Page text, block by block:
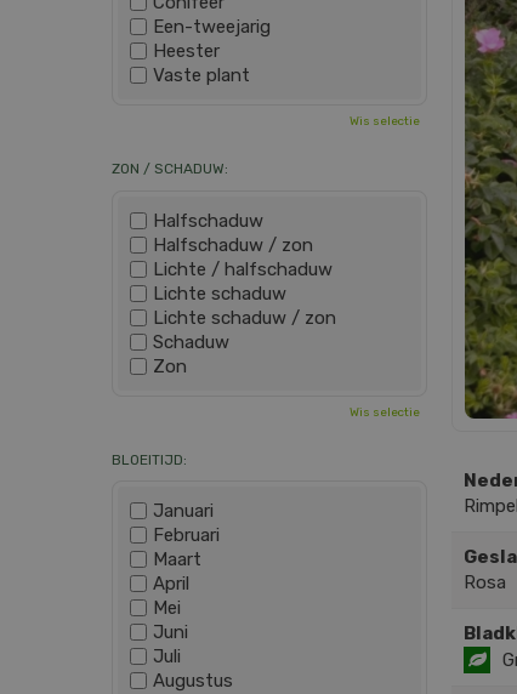
Rosa
Een-tweejarig
Heester
Vaste plant
Wis selectie
ZON / SCHADUW:
Halfschaduw
Halfschaduw / zon
Lichte / halfschaduw
Lichte schaduw
Lichte schaduw / zon
Schaduw
Zon
Wis selectie
BLOEITIJD:
Januari
Februari
Maart
April
Mei
Juni
Juli
Augustus